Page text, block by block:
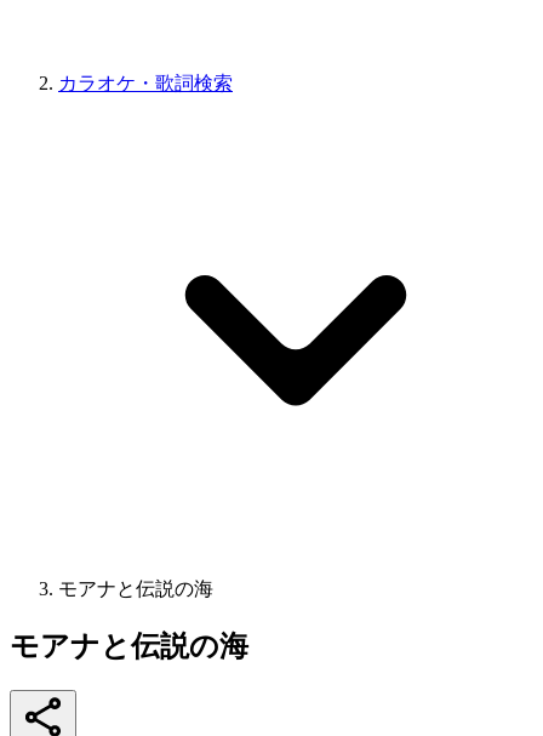
カラオケ・歌詞検索
モアナと伝説の海
モアナと伝説の海